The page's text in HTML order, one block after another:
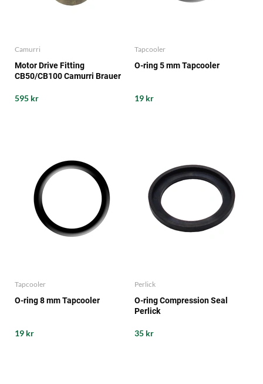
Camurri
Motor Drive Fitting
CB50/CB100 Camurri Brauer
595 kr
Tapcooler
O-ring 5 mm Tapcooler
19 kr
Tapcooler
O-ring 8 mm Tapcooler
19 kr
Perlick
O-ring Compression Seal
Perlick
35 kr